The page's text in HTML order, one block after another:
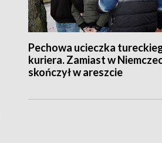
Pechowa ucieczka
kuriera. Zamiast w
skończył w areszcie